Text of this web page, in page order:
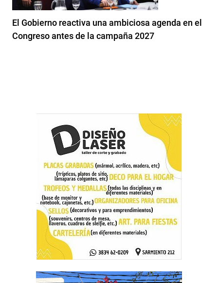
El Gobierno reactiva una ambiciosa agenda en el
Congreso antes de la campaña 2027